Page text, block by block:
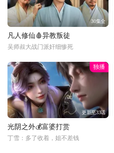
30集全
凡人修仙🩸异教叛徒
吴师叔大战门派奸细惨死
独播
更新至33话
光阴之外💰富婆打赏
丁雪：多了收着，姐不差钱